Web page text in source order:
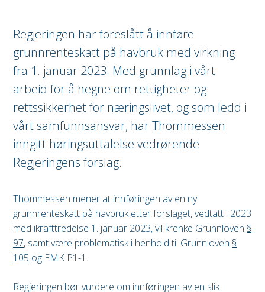
Regjeringen har foreslått å innføre
grunnrenteskatt på havbruk med virkning
fra 1. januar 2023. Med grunnlag i vårt
arbeid for å hegne om rettigheter og
rettssikkerhet for næringslivet, og som ledd i
vårt samfunnsansvar, har Thommessen
inngitt høringsuttalelse vedrørende
Regjeringens forslag.
Thommessen mener at innføringen av en ny
grunnrenteskatt på havbruketter forslaget, vedtatt i 2023
med ikrafttredelse 1. januar 2023, vil krenke Grunnloven §
97, samt være problematisk i henhold til Grunnloven §
105 og EMK P1-1.
Regjeringen bør vurdere om innføringen av en slik